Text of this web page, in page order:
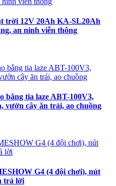
trời 12V 20Ah KA-SL20Ah
an ninh viễn thông
bằng tia laze ABT-100V3,
vườn cây ăn trái, ao chuồng
G4 (4 đội chơi), nút
trả lời